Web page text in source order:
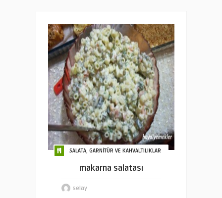
SALATA, GARNİTÜR VE KAHVALTILIKLAR
makarna salatası
selay